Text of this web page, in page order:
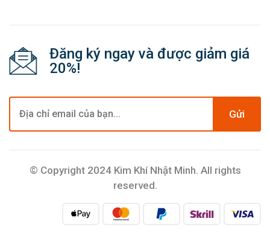
Đăng ký ngay và được giảm giá
20%!
Gửi
© Copyright 2024 Kim Khí Nhật Minh. All rights
reserved.